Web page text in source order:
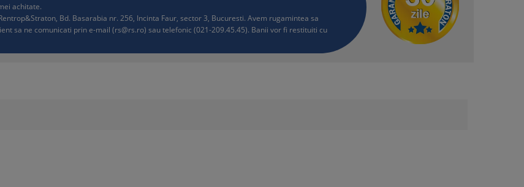
achitate.
Bd. Basarabia nr. 256, Incinta Faur, sector 3, Bucuresti. Avem rugamintea sa
sa ne comunicati prin e-mail (rs@rs.ro) sau telefonic (021-209.45.45). Banii vor fi restituiti cu